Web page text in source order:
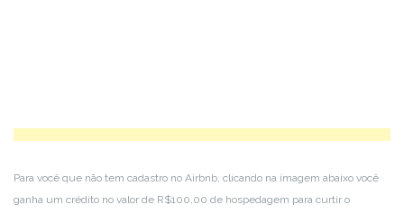
Para você que não tem cadastro no Airbnb, clicando na imagem abaixo você
ganha um crédito no valor de R$100,00 de hospedagem para curtir o